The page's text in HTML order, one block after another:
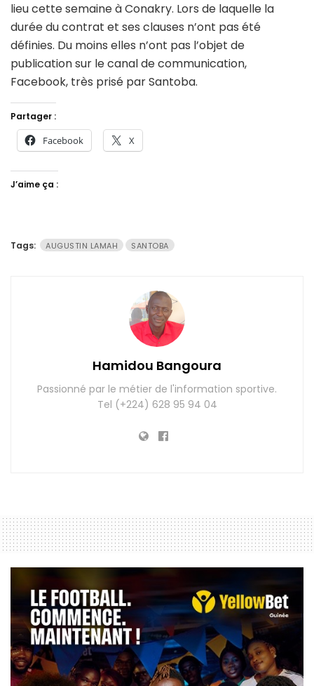
lieu cette semaine à Conakry. Lors de laquelle la
durée du contrat et ses clauses n’ont pas été
définies. Du moins elles n’ont pas l’objet de
publication sur le canal de communication,
Facebook, très prisé par Santoba.
Partager :
Facebook X
J’aime ça :
Tags: AUGUSTIN LAMAH SANTOBA
Hamidou Bangoura
Passionné par le métier de l'information sportive.
Tel (+224) 628 95 94 04